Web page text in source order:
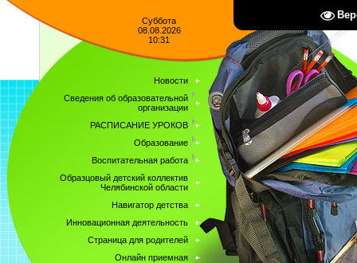
Суббота
08.08.2026
10:31
Новости
Сведения об образовательной
организации
РАСПИСАНИЕ УРОКОВ
Образование
Воспитательная работа
Образцовый детский коллектив
Челябинской области
Навигатор детства
Инновационная деятельность
Страница для родителей
Онлайн приемная